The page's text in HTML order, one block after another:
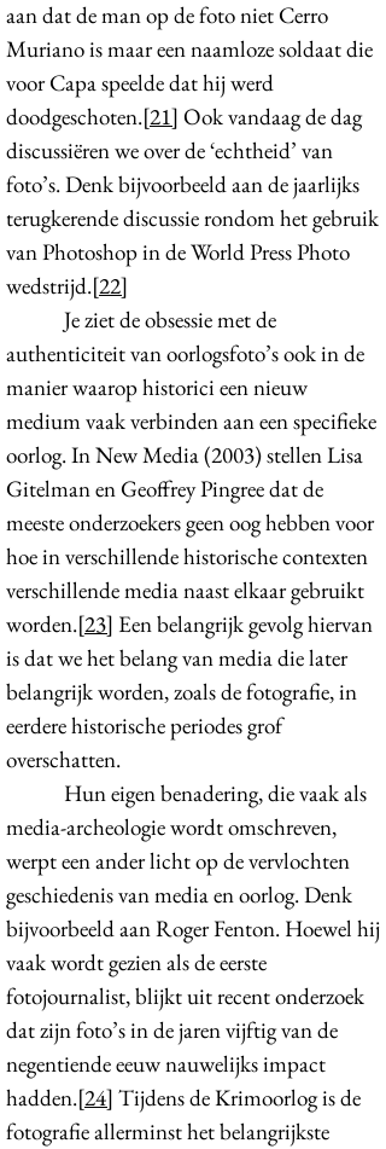
aan dat de man op de foto niet Cerro
Muriano is maar een naamloze soldaat die
voor Capa speelde dat hij werd
doodgeschoten.[21] Ook vandaag de dag
discussiëren we over de ‘echtheid’ van
foto’s. Denk bijvoorbeeld aan de jaarlijks
terugkerende discussie rondom het gebruik
van Photoshop in de World Press Photo
wedstrijd.[22]
Je ziet de obsessie met de
authenticiteit van oorlogsfoto’s ook in de
manier waarop historici een nieuw
medium vaak verbinden aan een specifieke
oorlog. In New Media (2003) stellen Lisa
Gitelman en Geoffrey Pingree dat de
meeste onderzoekers geen oog hebben voor
hoe in verschillende historische contexten
verschillende media naast elkaar gebruikt
worden.[23] Een belangrijk gevolg hiervan
is dat we het belang van media die later
belangrijk worden, zoals de fotografie, in
eerdere historische periodes grof
overschatten.
Hun eigen benadering, die vaak als
media-archeologie wordt omschreven,
werpt een ander licht op de vervlochten
geschiedenis van media en oorlog. Denk
bijvoorbeeld aan Roger Fenton. Hoewel hij
vaak wordt gezien als de eerste
fotojournalist, blijkt uit recent onderzoek
dat zijn foto’s in de jaren vijftig van de
negentiende eeuw nauwelijks impact
hadden.[24] Tijdens de Krimoorlog is de
fotografie allerminst het belangrijkste